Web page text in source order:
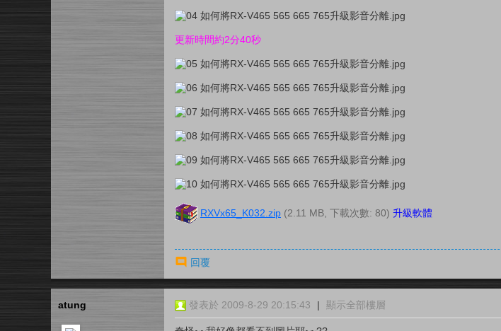
更新時間約2分40秒
RXVx65_K032.zip (2.11 MB, 下載次數: 80) 升級軟體
回覆
atung 發表於 2009-8-29 20:15:43 | 顯示全部樓層